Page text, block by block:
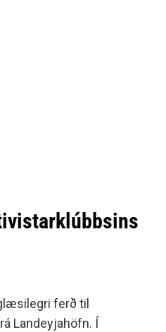
ferð til
Landeyjahöfn. Í